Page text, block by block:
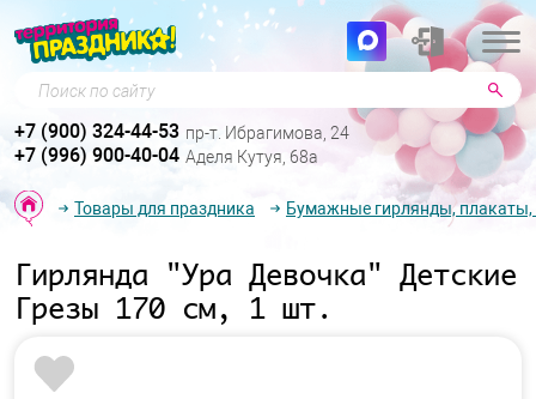
Поиск по сайту
+7 (900) 324-44-53 пр-т. Ибрагимова, 24
+7 (996) 900-40-04 Аделя Кутуя, 68а
Товары для праздника Бумажные гирлянды,
Гирлянда "Ура Девочка" Детские
Грезы 170 см, 1 шт.